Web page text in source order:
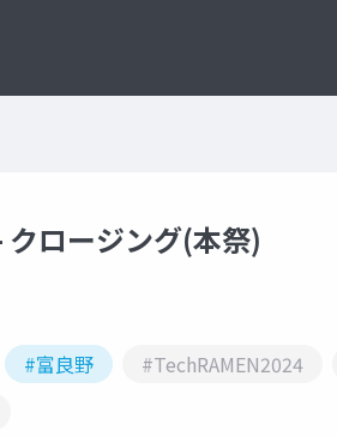
ロージング(本祭)
#富良野 #TechRAMEN2024